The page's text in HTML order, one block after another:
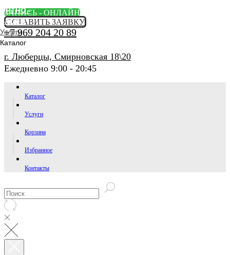
ЗАПИСЬ - ОНЛАЙН
ОСТАВИТЬ ЗАЯВКУ
+7 969 204 20 89
г. Люберцы, Смирновская 18\20
Ежедневно 9:00 - 20:45
Каталог
Услуги
Корзина
Избранное
Контакты
ORTHO -
SALON
Услуги
Каталог